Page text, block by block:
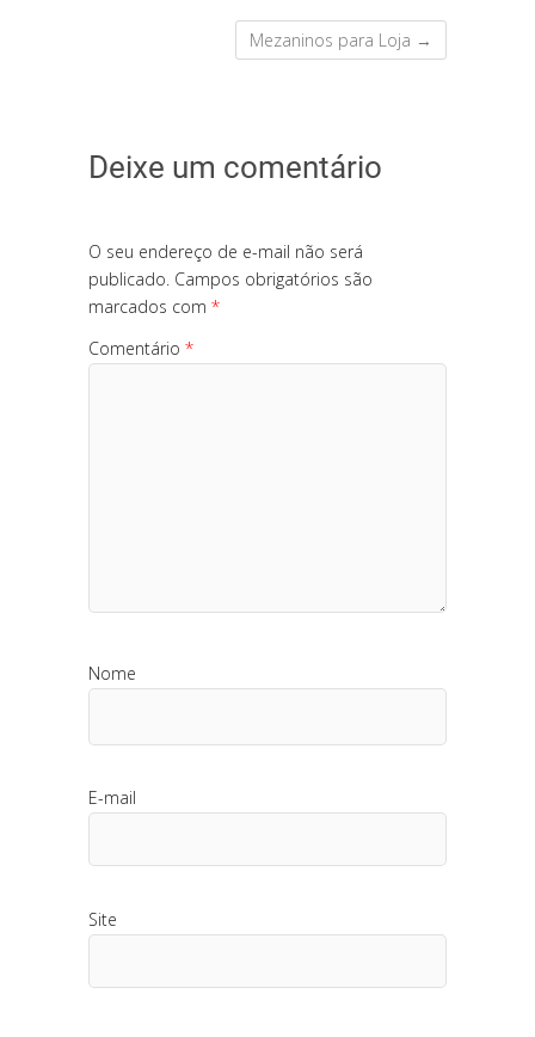
Mezaninos para Loja →
Deixe um comentário
O seu endereço de e-mail não será
publicado. Campos obrigatórios são
marcados com *
Comentário *
Nome
E-mail
Site